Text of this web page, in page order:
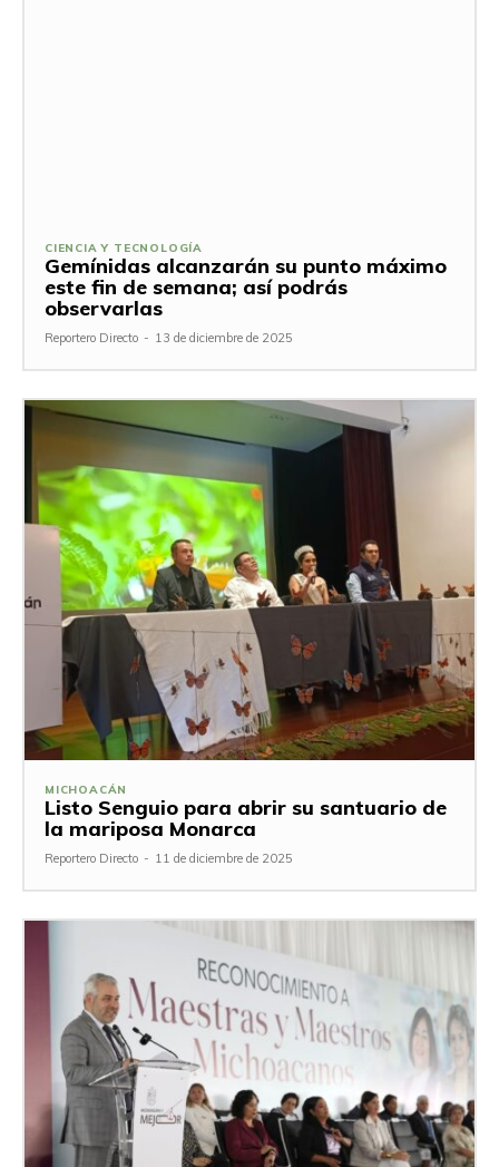
CIENCIA Y TECNOLOGÍA
Gemínidas alcanzarán su punto máximo
este fin de semana; así podrás
observarlas
Reportero Directo - 13 de diciembre de 2025
MICHOACÁN
Listo Senguio para abrir su santuario de
la mariposa Monarca
Reportero Directo - 11 de diciembre de 2025